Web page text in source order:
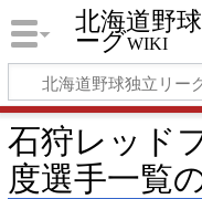
北海道野
ーグwiki
石狩レッド
度選手一覧